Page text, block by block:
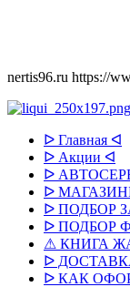
nertis96.ru https://
ᐅ Главная ᐊ
ᐅ Акции ᐊ
ᐅ
ᐅ
ᐅ ПОДБОР
ᐅ ПОДБОР
⚠ КНИГА
ᐅ
ᐅ КАК